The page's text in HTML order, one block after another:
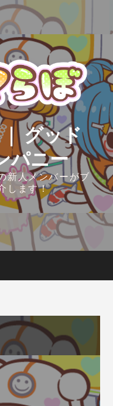
グッド
パニー
新人メンバーがブ
します！